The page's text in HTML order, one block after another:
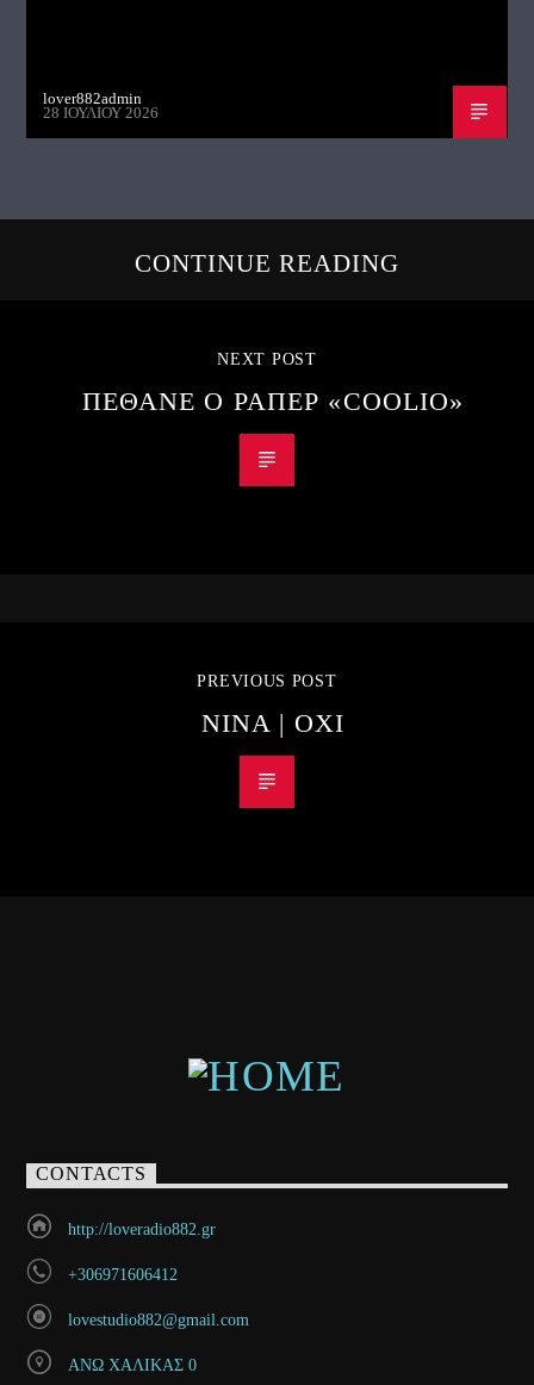
lover882admin
28 ΙΟΥΛΊΟΥ 2026
CONTINUE READING
NEXT POST
ΠΕΘΑΝΕ Ο ΡΑΠΕΡ «COOLIO»
PREVIOUS POST
NINA | ΟΧΙ
CONTACTS
http://loveradio882.gr
+306971606412
lovestudio882@gmail.com
ΑΝΩ ΧΑΛΙΚΑΣ 0